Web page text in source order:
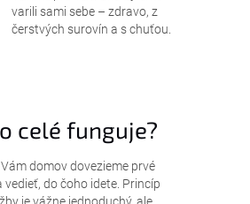
varili sami sebe – zdravo, z
čerstvých surovín a s chuťou.
celé funguje?
domov dovezieme prvé
vedieť, do čoho idete. Princíp